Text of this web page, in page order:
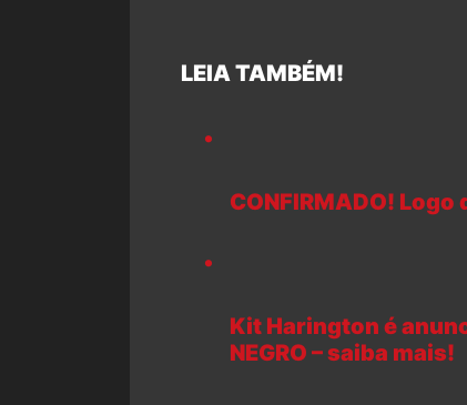
LEIA TAMBÉM!
CONFIRMADO!
Kit Harington é
NEGRO – saiba mais!